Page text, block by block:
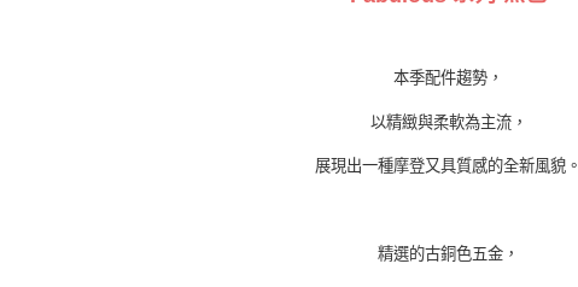
本季配件趨勢，
以精緻與柔軟為主流，
展現出一種摩登又具質感的全新風貌。
精選的古銅色五金 ，